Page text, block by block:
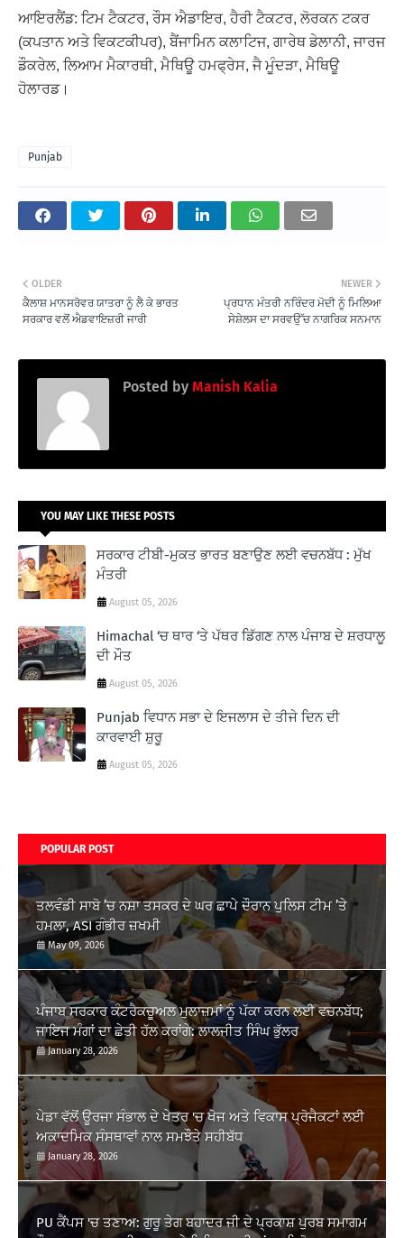
ਆਇਰਲੈਂਡ: ਟਿਮ ਟੈਕਟਰ, ਰੌਸ ਐਡਾਇਰ, ਹੈਰੀ ਟੈਕਟਰ, ਲੋਰਕਨ ਟਕਰ
(ਕਪਤਾਨ ਅਤੇ ਵਿਕਟਕੀਪਰ), ਬੈਂਜਾਮਿਨ ਕਲਾਟਿਜ, ਗਾਰੇਥ ਡੇਲਾਨੀ, ਜਾਰਜ
ਡੌਕਰੇਲ, ਲਿਆਮ ਮੈਕਾਰਥੀ, ਮੈਥਿਊ ਹਮਫ੍ਰੇਸ, ਜੈ ਮੂੰਦੜਾ, ਮੈਥਿਊ
ਹੋਲਾਰਡ।
Punjab
NEWER
ਪ੍ਰਧਾਨ ਮੰਤਰੀ ਨਰਿੰਦਰ ਮੋਦੀ ਨੂੰ ਮਿਲਿਆ
ਸੇਸ਼ੇਲਸ ਦਾ ਸਰਵਉੱਚ ਨਾਗਰਿਕ ਸਨਮਾਨ
OLDER
ਕੈਲਾਸ਼ ਮਾਨਸਰੋਵਰ ਯਾਤਰਾ ਨੂੰ ਲੈ ਕੇ ਭਾਰਤ
ਸਰਕਾਰ ਵਲੋਂ ਐਡਵਾਇਜ਼ਰੀ ਜਾਰੀ
Posted by Manish Kalia
YOU MAY LIKE THESE POSTS
ਸਰਕਾਰ ਟੀਬੀ-ਮੁਕਤ ਭਾਰਤ ਬਣਾਉਣ ਲਈ ਵਚਨਬੱਧ : ਮੁੱਖ
ਮੰਤਰੀ
August 05, 2026
Himachal ‘ਚ ਥਾਰ ‘ਤੇ ਪੱਥਰ ਡਿੱਗਣ ਨਾਲ ਪੰਜਾਬ ਦੇ ਸ਼ਰਧਾਲੂ
ਦੀ ਮੌਤ
August 05, 2026
Punjab ਵਿਧਾਨ ਸਭਾ ਦੇ ਇਜਲਾਸ ਦੇ ਤੀਜੇ ਦਿਨ ਦੀ
ਕਾਰਵਾਈ ਸ਼ੁਰੂ
August 05, 2026
POPULAR POST
ਤਲਵੰਡੀ ਸਾਬੋ ’ਚ ਨਸ਼ਾ ਤਸਕਰ ਦੇ ਘਰ ਛਾਪੇ ਦੌਰਾਨ ਪੁਲਿਸ ਟੀਮ ’ਤੇ
ਹਮਲਾ, ASI ਗੰਭੀਰ ਜ਼ਖਮੀ
May 09, 2026
ਪੰਜਾਬ ਸਰਕਾਰ ਕੰਟਰੈਕਚੂਅਲ ਮੁਲਾਜ਼ਮਾਂ ਨੂੰ ਪੱਕਾ ਕਰਨ ਲਈ ਵਚਨਬੱਧ;
ਜਾਇਜ ਮੰਗਾਂ ਦਾ ਛੇਤੀ ਹੱਲ ਕਰਾਂਗੇ: ਲਾਲਜੀਤ ਸਿੰਘ ਭੁੱਲਰ
January 28, 2026
ਪੇਡਾ ਵੱਲੋਂ ਊਰਜਾ ਸੰਭਾਲ ਦੇ ਖੇਤਰ 'ਚ ਖੋਜ ਅਤੇ ਵਿਕਾਸ ਪ੍ਰੋਜੈਕਟਾਂ ਲਈ
ਅਕਾਦਮਿਕ ਸੰਸਥਾਵਾਂ ਨਾਲ ਸਮਝੌਤੇ ਸਹੀਬੱਧ
January 28, 2026
PU ਕੈਂਪਸ 'ਚ ਤਣਾਅ: ਗੁਰੂ ਤੇਗ ਬਹਾਦਰ ਜੀ ਦੇ ਪ੍ਰਕਾਸ਼ ਪੁਰਬ ਸਮਾਗਮ